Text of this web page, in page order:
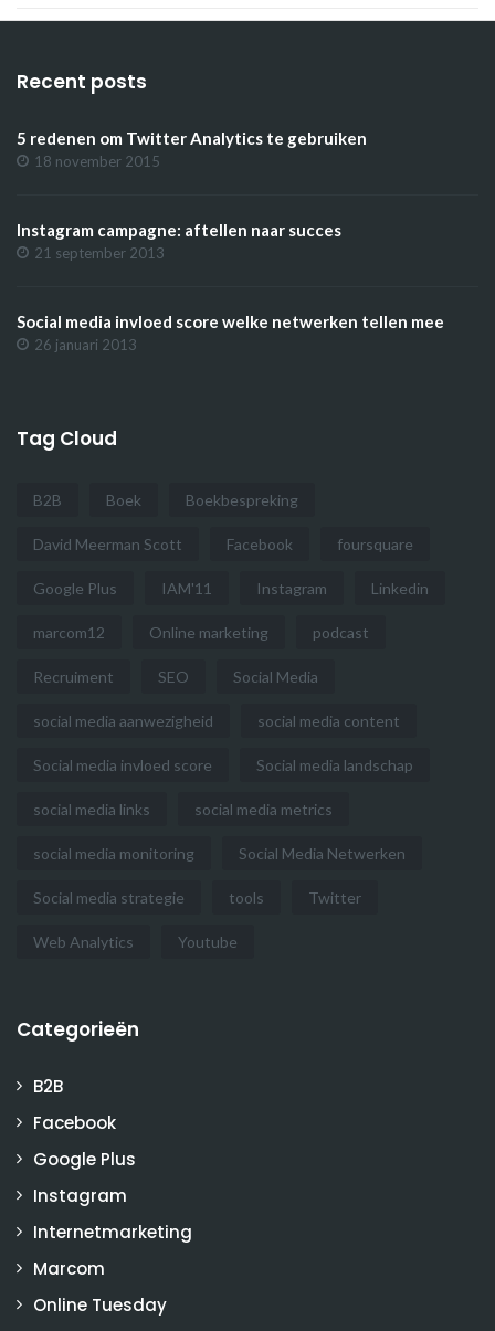
Recent posts
5 redenen om Twitter Analytics te gebruiken
18 november 2015
Instagram campagne: aftellen naar succes
21 september 2013
Social media invloed score welke netwerken tellen mee
26 januari 2013
Tag Cloud
B2B Boek Boekbespreking
David Meerman Scott Facebook foursquare
Google Plus IAM'11 Instagram Linkedin
marcom12 Online marketing podcast
Recruiment SEO Social Media
social media aanwezigheid social media content
Social media invloed score Social media landschap
social media links social media metrics
social media monitoring Social Media Netwerken
Social media strategie tools Twitter
Web Analytics Youtube
Categorieën
B2B
Facebook
Google Plus
Instagram
Internetmarketing
Marcom
Online Tuesday